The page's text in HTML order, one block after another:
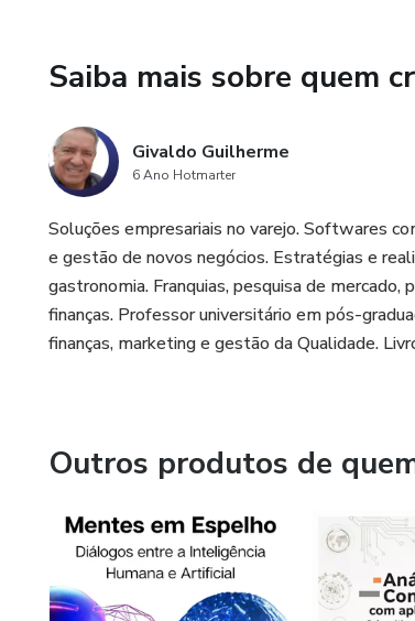
Saiba mais sobre quem
Givaldo Guilherme
6 Ano Hotmarter
Soluções empresariais no varejo. Softwares
e gestão de novos negócios. Estratégias e
gastronomia. Franquias, pesquisa de
finanças. Professor universitário em pós-
finanças, marketing e gestão da Qualidade.
Outros produtos de